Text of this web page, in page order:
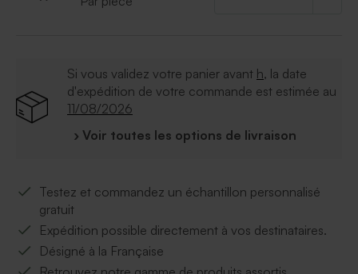
Si vous validez votre panier avant h, la date
d'expédition de votre commande est estimée au
11/08/2026
› Voir toutes les options de livraison
Testez et commandez un échantillon personnalisé
gratuit
Expédition possible directement à vos destinataires.
Désigné à la Française